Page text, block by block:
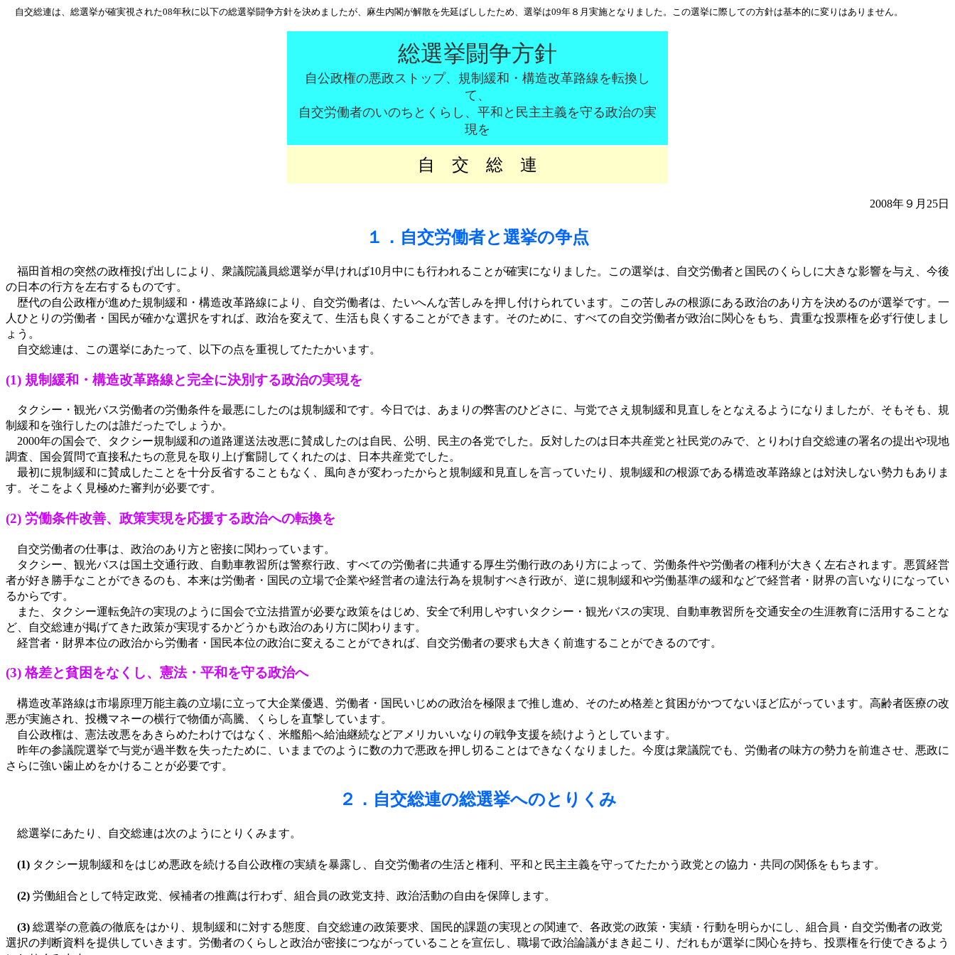
自交総連は、総選挙が確実視された08年秋に以下の総選挙闘争方針を決めましたが、麻生内閣が解散を先延ばししたため、選挙は09年８月実施となりました。この選挙に際しての方針は基本的に変りはありません。
総選挙闘争方針
自公政権の悪政ストップ、規制緩和・構造改革路線を転換し
て、
自交労働者のいのちとくらし、平和と民主主義を守る政治の実
現を
自 交 総 連
2008年９月25日
１．自交労働者と選挙の争点
福田首相の突然の政権投げ出しにより、衆議院議員総選挙が早ければ10月中にも行われることが確実になりました。この選挙は、自交労働者と国民のくらしに大きな影響を与え、今後
の日本の行方を左右するものです。
歴代の自公政権が進めた規制緩和・構造改革路線により、自交労働者は、たいへんな苦しみを押し付けられています。この苦しみの根源にある政治のあり方を決めるのが選挙です。一
人ひとりの労働者・国民が確かな選択をすれば、政治を変えて、生活も良くすることができます。そのために、すべての自交労働者が政治に関心をもち、貴重な投票権を必ず行使しまし
ょう。
自交総連は、この選挙にあたって、以下の点を重視してたたかいます。
(1) 規制緩和・構造改革路線と完全に決別する政治の実現を
タクシー・観光バス労働者の労働条件を最悪にしたのは規制緩和です。今日では、あまりの弊害のひどさに、与党でさえ規制緩和見直しをとなえるようになりましたが、そもそも、規
制緩和を強行したのは誰だったでしょうか。
2000年の国会で、タクシー規制緩和の道路運送法改悪に賛成したのは自民、公明、民主の各党でした。反対したのは日本共産党と社民党のみで、とりわけ自交総連の署名の提出や現地
調査、国会質問で直接私たちの意見を取り上げ奮闘してくれたのは、日本共産党でした。
最初に規制緩和に賛成したことを十分反省することもなく、風向きが変わったからと規制緩和見直しを言っていたり、規制緩和の根源である構造改革路線とは対決しない勢力もありま
す。そこをよく見極めた審判が必要です。
(2) 労働条件改善、政策実現を応援する政治への転換を
自交労働者の仕事は、政治のあり方と密接に関わっています。
タクシー、観光バスは国土交通行政、自動車教習所は警察行政、すべての労働者に共通する厚生労働行政のあり方によって、労働条件や労働者の権利が大きく左右されます。悪質経営
者が好き勝手なことができるのも、本来は労働者・国民の立場で企業や経営者の違法行為を規制すべき行政が、逆に規制緩和や労働基準の緩和などで経営者・財界の言いなりになってい
るからです。
また、タクシー運転免許の実現のように国会で立法措置が必要な政策をはじめ、安全で利用しやすいタクシー・観光バスの実現、自動車教習所を交通安全の生涯教育に活用することな
ど、自交総連が掲げてきた政策が実現するかどうかも政治のあり方に関わります。
経営者・財界本位の政治から労働者・国民本位の政治に変えることができれば、自交労働者の要求も大きく前進することができるのです。
(3) 格差と貧困をなくし、憲法・平和を守る政治へ
構造改革路線は市場原理万能主義の立場に立って大企業優遇、労働者・国民いじめの政治を極限まで推し進め、そのため格差と貧困がかつてないほど広がっています。高齢者医療の改
悪が実施され、投機マネーの横行で物価が高騰、くらしを直撃しています。
自公政権は、憲法改悪をあきらめたわけではなく、米艦船へ給油継続などアメリカいいなりの戦争支援を続けようとしています。
昨年の参議院選挙で与党が過半数を失ったために、いままでのように数の力で悪政を押し切ることはできなくなりました。今度は衆議院でも、労働者の味方の勢力を前進させ、悪政に
さらに強い歯止めをかけることが必要です。
２．自交総連の総選挙へのとりくみ
総選挙にあたり、自交総連は次のようにとりくみます。
(1) タクシー規制緩和をはじめ悪政を続ける自公政権の実績を暴露し、自交労働者の生活と権利、平和と民主主義を守ってたたかう政党との協力・共同の関係をもちます。
(2) 労働組合として特定政党、候補者の推薦は行わず、組合員の政党支持、政治活動の自由を保障します。
(3) 総選挙の意義の徹底をはかり、規制緩和に対する態度、自交総連の政策要求、国民的課題の実現との関連で、各政党の政策・実績・行動を明らかにし、組合員・自交労働者の政党
選択の判断資料を提供していきます。労働者のくらしと政治が密接につながっていることを宣伝し、職場で政治論議がまき起こり、だれもが選挙に関心を持ち、投票権を行使できるよう